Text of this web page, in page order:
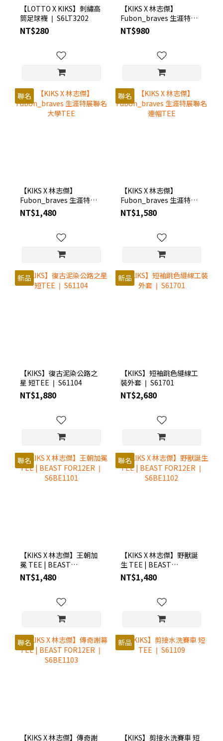
【LOTTO X KIKS】刺繡高
筒足球襪 ❘ S6LT3202
NT$280
【KIKS X 林志傑】
Fubon_braves 生涯特展
聯名短TEE
NT$980
聯名
【KIKS X 林志傑】
Fubon_braves 生涯特展
聯名大學TEE
NT$1,480
聯名
【KIKS X 林志傑】
Fubon_braves 生涯特展
聯名連帽TEE
NT$1,580
新品
【KIKS】復古泥染公路之
星 短TEE ❘ S61104
NT$1,880
新品
【KIKS】短袖跳色縫線工
裝外套 ❘ S61701
NT$2,680
聯名
【KIKS X 林志傑】王朝加
冕 TEE | BEAST
FOR12ER ❘ S6BE1101
NT$1,480
聯名
【KIKS X 林志傑】野獸誕
生 TEE | BEAST
FOR12ER ❘ S6BE1102
NT$1,480
聯名
【KIKS X 林志傑】傳奇謝
新品
【KIKS】剪接水洗賽車 短